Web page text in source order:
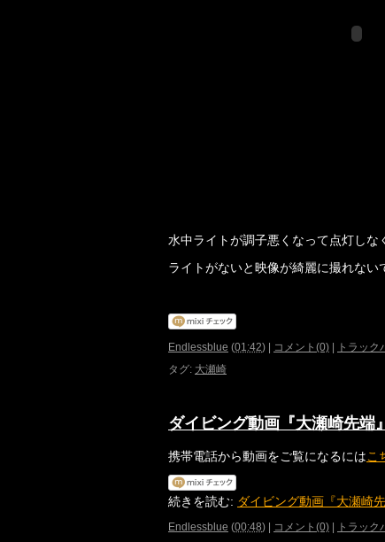
水中ライトが調子悪くなって点灯しな
ライトがないと映像が綺麗に撮れない
Endlessblue (01:42) コメント(0)
トラック
タグ: 大瀬崎
ダイビング動画『大瀬崎先
携帯電話から動画をご覧になるにはこ
続きを読む: ダイビング動画『大瀬崎
Endlessblue (00:48) コメント(0)
トラック